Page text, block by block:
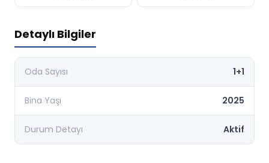
Detaylı Bilgiler
Oda Sayısı 1+1
Bina Yaşı 2025
Durum Detayı Aktif